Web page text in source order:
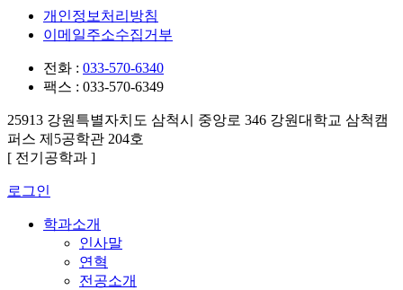
개인정보처리방침
이메일주소수집거부
전화 : 033-570-6340
팩스 : 033-570-6349
25913 강원특별자치도 삼척시 중앙로 346 강원대학교 삼척캠
퍼스 제5공학관 204호
[ 전기공학과 ]
로그인
학과소개
인사말
연혁
전공소개